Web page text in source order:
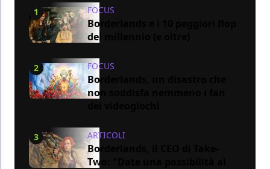
1 FOCUS
Borderlands e i 10 peggiori flop
del millennio (e oltre)
2 FOCUS
Borderlands, un disastro che
non soddisfa nemmeno i fan
3 ARTICOLI
Borderlands, il CEO di Take-
Two: "Date una possibilità al